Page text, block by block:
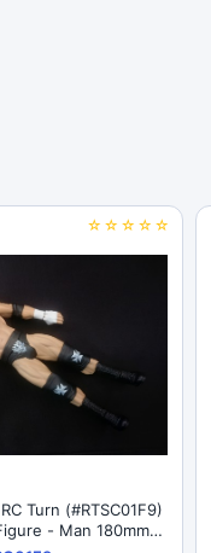
☆☆☆☆☆
Turn (#RTSC01F9)
- Man 180mm